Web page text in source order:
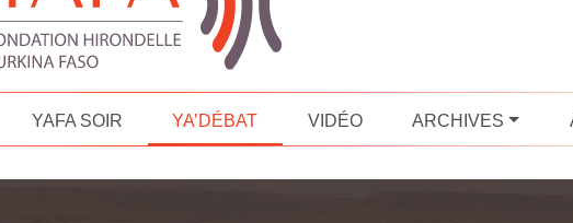
YAFA SOIR YA’DÉBAT VIDÉO ARCHIVES